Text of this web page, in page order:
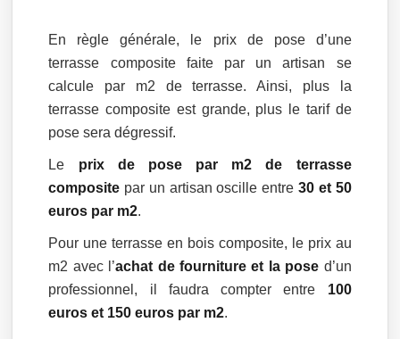
En règle générale, le prix de pose d’une
terrasse composite faite par un artisan se
calcule par m2 de terrasse. Ainsi, plus la
terrasse composite est grande, plus le tarif de
pose sera dégressif.
Le prix de pose par m2 de terrasse
composite par un artisan oscille entre30 et 50
euros par m2.
Pour une terrasse en bois composite, le prix au
m2 avec l’achat de fourniture et la pose d’un
professionnel, il faudra compter entre 100
euros et 150 euros par m2.